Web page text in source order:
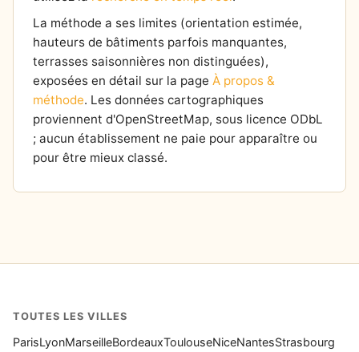
La méthode a ses limites (orientation estimée,
hauteurs de bâtiments parfois manquantes,
terrasses saisonnières non distinguées),
exposées en détail sur la page À propos &
méthode. Les données cartographiques
proviennent d'OpenStreetMap, sous licence ODbL
; aucun établissement ne paie pour apparaître ou
pour être mieux classé.
TOUTES LES VILLES
ParisLyonMarseilleBordeauxToulouseNiceNantesStrasbourg